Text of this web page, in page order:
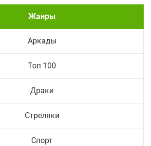
Жанры
Аркады
Топ 100
Драки
Стреляки
Спорт